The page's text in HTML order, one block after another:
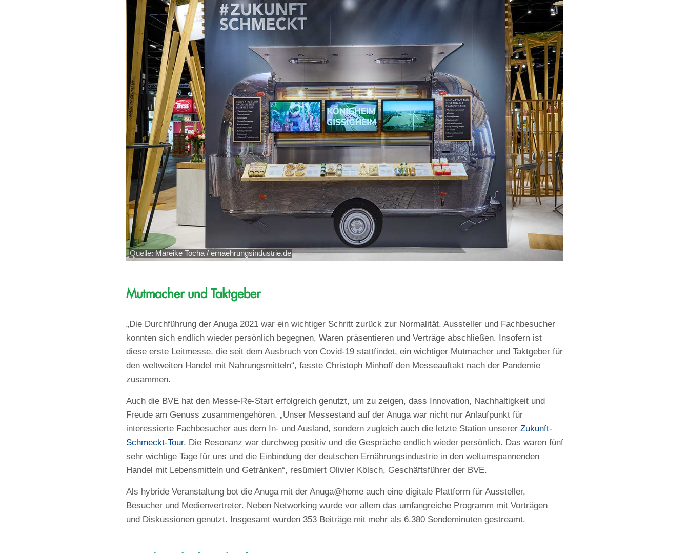
Quelle: Mareike Tocha / ernaehrungsindustrie.de
Mutmacher und Taktgeber
„Die Durchführung der Anuga 2021 war ein wichtiger Schritt zurück zur Normalität. Aussteller und Fachbesucher
konnten sich endlich wieder persönlich begegnen, Waren präsentieren und Verträge abschließen. Insofern ist
diese erste Leitmesse, die seit dem Ausbruch von Covid-19 stattfindet, ein wichtiger Mutmacher und Taktgeber für
den weltweiten Handel mit Nahrungsmitteln“, fasste Christoph Minhoff den Messeauftakt nach der Pandemie
zusammen.
Auch die BVE hat den Messe-Re-Start erfolgreich genutzt, um zu zeigen, dass Innovation, Nachhaltigkeit und
Freude am Genuss zusammengehören. „Unser Messestand auf der Anuga war nicht nur Anlaufpunkt für
interessierte Fachbesucher aus dem In- und Ausland, sondern zugleich auch die letzte Station unserer Zukunft-
Schmeckt-Tour. Die Resonanz war durchweg positiv und die Gespräche endlich wieder persönlich. Das waren fünf
sehr wichtige Tage für uns und die Einbindung der deutschen Ernährungsindustrie in den weltumspannenden
Handel mit Lebensmitteln und Getränken“, resümiert Olivier Kölsch, Geschäftsführer der BVE.
Als hybride Veranstaltung bot die Anuga mit der Anuga@home auch eine digitale Plattform für Aussteller,
Besucher und Medienvertreter. Neben Networking wurde vor allem das umfangreiche Programm mit Vorträgen
und Diskussionen genutzt. Insgesamt wurden 353 Beiträge mit mehr als 6.380 Sendeminuten gestreamt.